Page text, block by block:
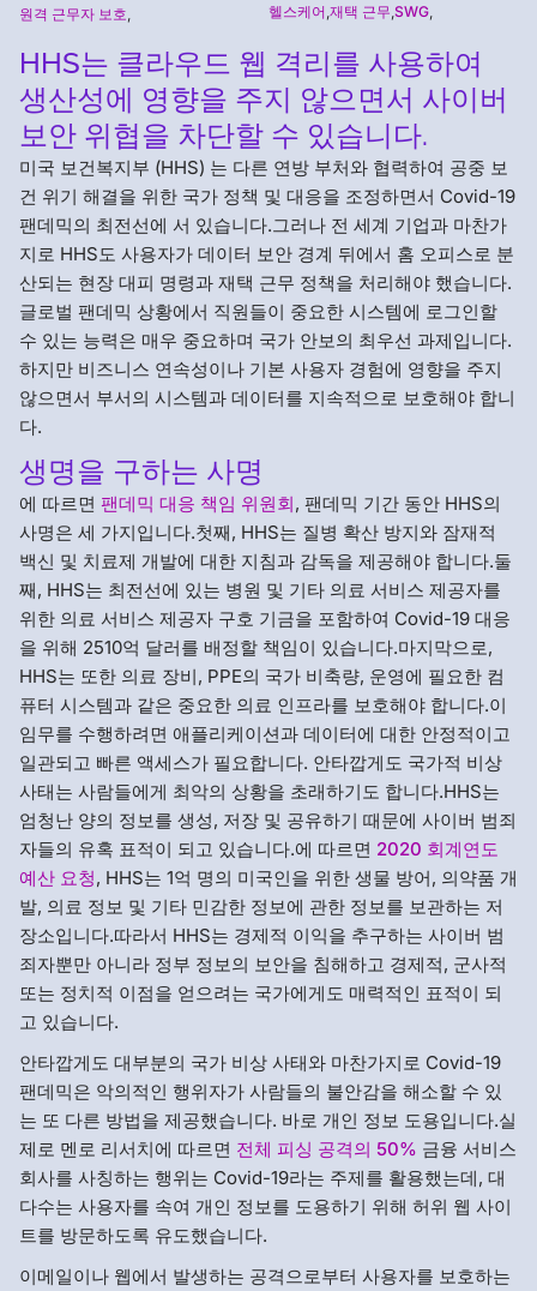
원격 근무자 보호 헬스케어 재택 근무 SWG
HHS는 클라우드 웹 격리를 사용하여
생산성에 영향을 주지 않으면서 사이버
보안 위협을 차단할 수 있습니다.
미국 보건복지부 (HHS) 는 다른 연방 부처와 협력하여 공중 보
건 위기 해결을 위한 국가 정책 및 대응을 조정하면서 Covid-19
팬데믹의 최전선에 서 있습니다.그러나 전 세계 기업과 마찬가
지로 HHS도 사용자가 데이터 보안 경계 뒤에서 홈 오피스로 분
산되는 현장 대피 명령과 재택 근무 정책을 처리해야 했습니다.
글로벌 팬데믹 상황에서 직원들이 중요한 시스템에 로그인할
수 있는 능력은 매우 중요하며 국가 안보의 최우선 과제입니다.
하지만 비즈니스 연속성이나 기본 사용자 경험에 영향을 주지
않으면서 부서의 시스템과 데이터를 지속적으로 보호해야 합니
다.
생명을 구하는 사명
에 따르면 팬데믹 대응 책임 위원회, 팬데믹 기간 동안 HHS의
사명은 세 가지입니다.첫째, HHS는 질병 확산 방지와 잠재적
백신 및 치료제 개발에 대한 지침과 감독을 제공해야 합니다.둘
째, HHS는 최전선에 있는 병원 및 기타 의료 서비스 제공자를
위한 의료 서비스 제공자 구호 기금을 포함하여 Covid-19 대응
을 위해 2510억 달러를 배정할 책임이 있습니다.마지막으로,
HHS는 또한 의료 장비, PPE의 국가 비축량, 운영에 필요한 컴
퓨터 시스템과 같은 중요한 의료 인프라를 보호해야 합니다.이
임무를 수행하려면 애플리케이션과 데이터에 대한 안정적이고
일관되고 빠른 액세스가 필요합니다. 안타깝게도 국가적 비상
사태는 사람들에게 최악의 상황을 초래하기도 합니다.HHS는
엄청난 양의 정보를 생성, 저장 및 공유하기 때문에 사이버 범죄
자들의 유혹 표적이 되고 있습니다.에 따르면 2020 회계연도
예산 요청, HHS는 1억 명의 미국인을 위한 생물 방어, 의약품 개
발, 의료 정보 및 기타 민감한 정보에 관한 정보를 보관하는 저
장소입니다.따라서 HHS는 경제적 이익을 추구하는 사이버 범
죄자뿐만 아니라 정부 정보의 보안을 침해하고 경제적, 군사적
또는 정치적 이점을 얻으려는 국가에게도 매력적인 표적이 되
고 있습니다.
안타깝게도 대부분의 국가 비상 사태와 마찬가지로 Covid-19
팬데믹은 악의적인 행위자가 사람들의 불안감을 해소할 수 있
는 또 다른 방법을 제공했습니다. 바로 개인 정보 도용입니다.실
제로 멘로 리서치에 따르면 전체 피싱 공격의 50% 금융 서비스
회사를 사칭하는 행위는 Covid-19라는 주제를 활용했는데, 대
다수는 사용자를 속여 개인 정보를 도용하기 위해 허위 웹 사이
트를 방문하도록 유도했습니다.
이메일이나 웹에서 발생하는 공격으로부터 사용자를 보호하는